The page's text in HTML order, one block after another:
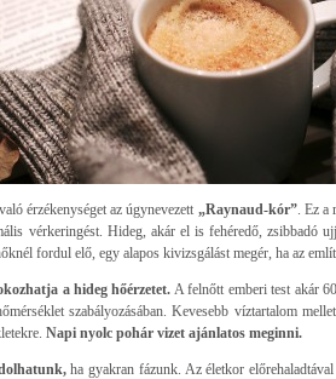
érzékenységet az úgynevezett „Raynaud-kór”. Ez a
vérkeringést. Hideg, akár el is fehéredő, zsibbadó
fordul elő, egy alapos kivizsgálást megér, ha az
a hideg hőérzetet. A felnőtt emberi test akár
szabályozásában. Kevesebb víztartalom
Napi nyolc pohár vizet ajánlatos meginni.
ha gyakran fázunk. Az életkor